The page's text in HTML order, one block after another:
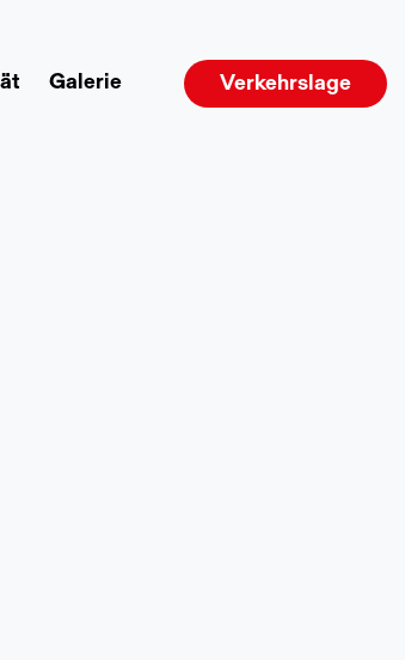
Galerie Verkehrslage